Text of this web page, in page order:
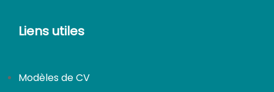
Liens utiles
Modèles de CV